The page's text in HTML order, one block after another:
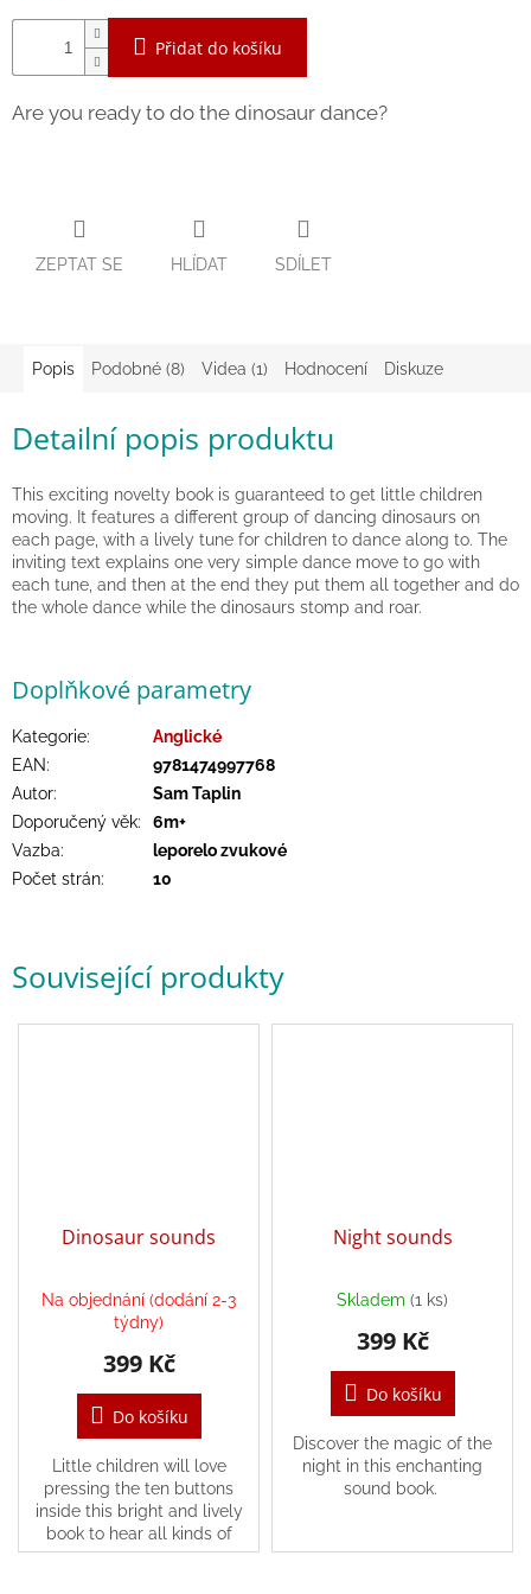
Hračky
panenky
zvířátka
Sensory
Společenské
hry
Šátky
Tvoření
Waldorf
Dárkové
poukazy
Přidat do košíku
Are you ready to do the dinosaur dance?
ZEPTAT SE HLÍDAT SDÍLET
Související produkty
Dinosaur sounds
Na objednání (dodání 2-3
týdny)
399 Kč
Do košíku
Little children will love
pressing the ten buttons
inside this bright and lively
book to hear all kinds of
different dinosaurs. From a
Night sounds
Skladem (1 ks)
399 Kč
Do košíku
Discover the magic of the
night in this enchanting
sound book.
Popis Podobné (8) Videa (1) Hodnocení Diskuze
Detailní popis produktu
This exciting novelty book is guaranteed to get little children
moving. It features a different group of dancing dinosaurs on
each page, with a lively tune for children to dance along to. The
inviting text explains one very simple dance move to go with
each tune, and then at the end they put them all together and do
the whole dance while the dinosaurs stomp and roar.
Doplňkové parametry
Kategorie:
Anglické
EAN:
9781474997768
Autor:
Sam Taplin
Doporučený věk:
6m+
Vazba:
leporelo zvukové
Počet strán: 10